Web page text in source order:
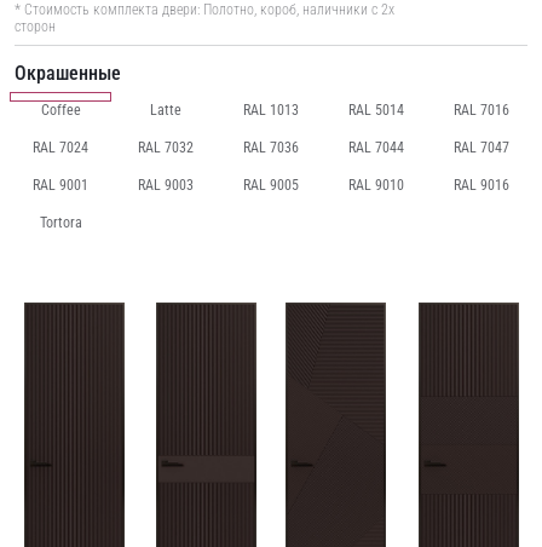
* Стоимость комплекта двери: Полотно, короб, наличники с 2х
сторон
Окрашенные
Coffee Latte RAL 1013 RAL 5014 RAL 7016
RAL 7024 RAL 7032 RAL 7036 RAL 7044 RAL 7047
RAL 9001 RAL 9003 RAL 9005 RAL 9010 RAL 9016
Tortora